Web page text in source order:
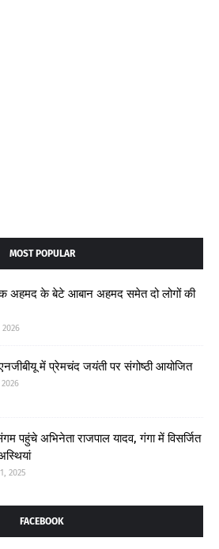
MOST POPULAR
अहमद के बेटे आबान अहमद समेत दो लोगों की
में प्रेमचंद जयंती पर संगोष्ठी आयोजित
पहुंचे अभिनेता राजपाल यादव, गंगा में विसर्जित
2025
FACEBOOK